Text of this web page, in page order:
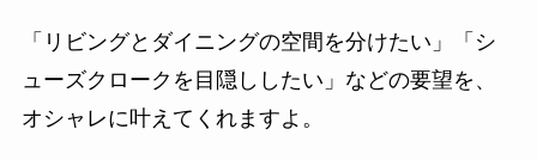
「リビングとダイニングの空間を分けたい」「シ
ューズクロークを目隠ししたい」などの要望を、
オシャレに叶えてくれますよ。